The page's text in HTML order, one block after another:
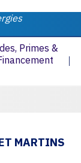
Primes &
MARTINS